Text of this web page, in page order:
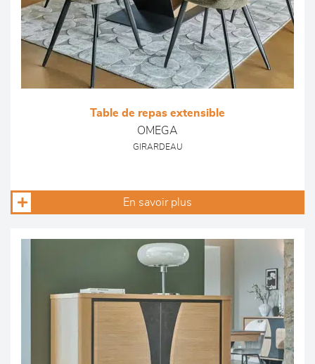
Table de repas extensible
OMEGA
GIRARDEAU
En savoir plus